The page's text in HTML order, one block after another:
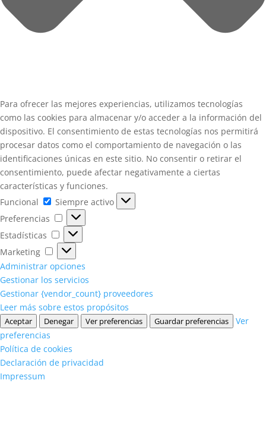
Para ofrecer las mejores experiencias, utilizamos tecnologías
como las cookies para almacenar y/o acceder a la información del
dispositivo. El consentimiento de estas tecnologías nos permitirá
procesar datos como el comportamiento de navegación o las
identificaciones únicas en este sitio. No consentir o retirar el
consentimiento, puede afectar negativamente a ciertas
características y funciones.
Funcional
Funcional
Siempre activo
Preferencias
Preferencias
Estadísticas
Estadísticas
Marketing
Marketing
Administrar opciones
Gestionar los servicios
Gestionar {vendor_count} proveedores
Leer más sobre estos propósitos
Aceptar Denegar Ver preferencias Guardar preferencias
Ver
preferencias
Política de cookies
Declaración de privacidad
Impressum